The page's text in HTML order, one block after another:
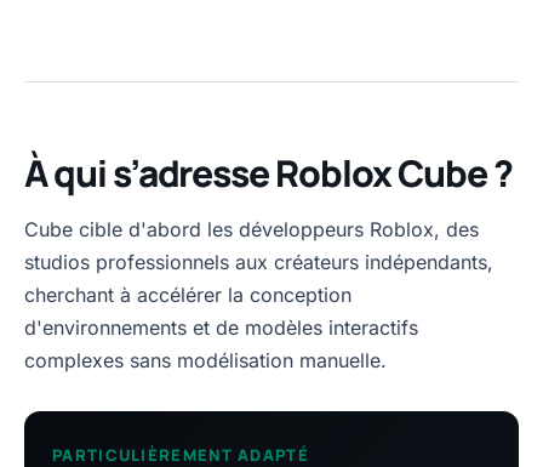
À qui s’adresse Roblox Cube ?
Cube cible d'abord les développeurs Roblox, des
studios professionnels aux créateurs indépendants,
cherchant à accélérer la conception
d'environnements et de modèles interactifs
complexes sans modélisation manuelle.
PARTICULIÈREMENT ADAPTÉ